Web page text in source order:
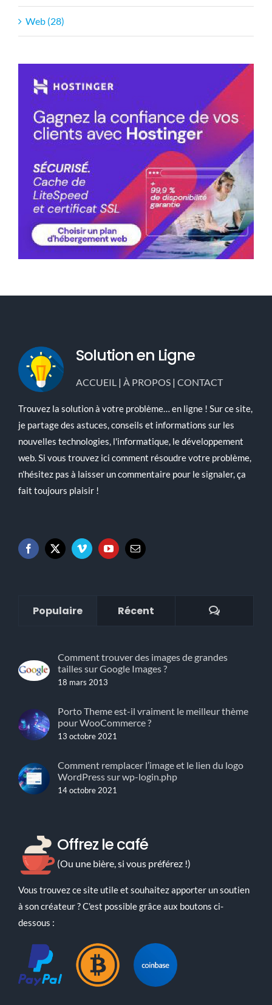
Web (28)
Solution en Ligne
ACCUEIL | À PROPOS | CONTACT
Trouvez la solution à votre problème… en ligne ! Sur ce site,
je partage des astuces, conseils et informations sur les
nouvelles technologies, l'informatique, le développement
web. Si vous trouvez ici comment résoudre votre problème,
n'hésitez pas à laisser un commentaire pour le signaler, ça
fait toujours plaisir !
Populaire Récent
Comment trouver des images de grandes
tailles sur Google Images ?
18 mars 2013
Porto Theme est-il vraiment le meilleur thème
pour WooCommerce ?
13 octobre 2021
Comment remplacer l’image et le lien du logo
WordPress sur wp-login.php
14 octobre 2021
Offrez le café
(Ou une bière, si vous préférez !)
Vous trouvez ce site utile et souhaitez apporter un soutien
à son créateur ? C'est possible grâce aux boutons ci-
dessous :